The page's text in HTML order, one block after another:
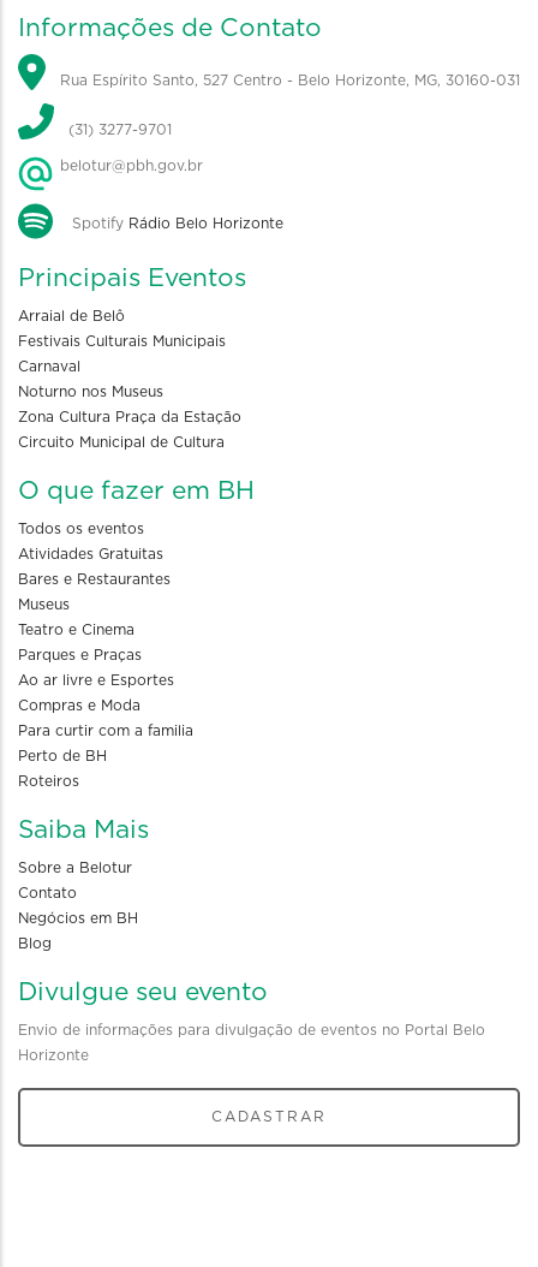
Informações de Contato
Rua Espírito Santo, 527 Centro - Belo Horizonte, MG, 30160-031
(31) 3277-9701
belotur@pbh.gov.br
Spotify Rádio Belo Horizonte
Principais Eventos
Arraial de Belô
Festivais Culturais Municipais
Carnaval
Noturno nos Museus
Zona Cultura Praça da Estação
Circuito Municipal de Cultura
O que fazer em BH
Todos os eventos
Atividades Gratuitas
Bares e Restaurantes
Museus
Teatro e Cinema
Parques e Praças
Ao ar livre e Esportes
Compras e Moda
Para curtir com a familia
Perto de BH
Roteiros
Saiba Mais
Sobre a Belotur
Contato
Negócios em BH
Blog
Divulgue seu evento
Envio de informações para divulgação de eventos no Portal Belo
Horizonte
CADASTRAR